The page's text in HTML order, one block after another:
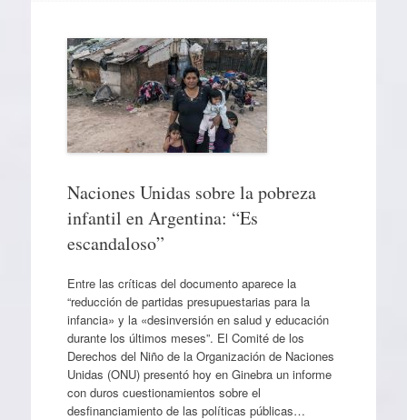
Naciones Unidas sobre la pobreza
infantil en Argentina: “Es
escandaloso”
Entre las críticas del documento aparece la
“reducción de partidas presupuestarias para la
infancia» y la «desinversión en salud y educación
durante los últimos meses”. El Comité de los
Derechos del Niño de la Organización de Naciones
Unidas (ONU) presentó hoy en Ginebra un informe
con duros cuestionamientos sobre el
desfinanciamiento de las políticas públicas…